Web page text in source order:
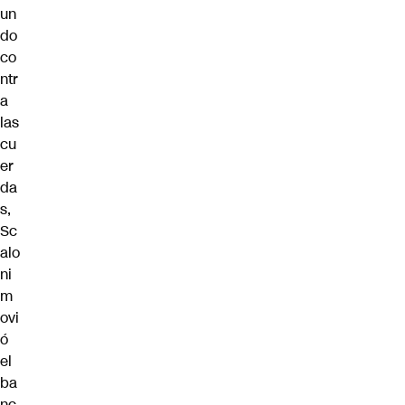
un
do
co
ntr
a
las
cu
er
da
s,
Sc
alo
ni
m
ovi
ó
el
ba